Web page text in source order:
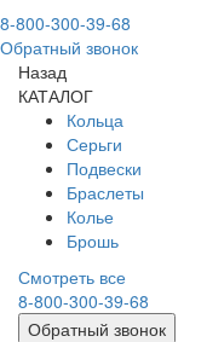
8-800-300-39-68
Обратный звонок
Назад
КАТАЛОГ
Кольца
Серьги
Подвески
Браслеты
Колье
Брошь
Смотреть все
8-800-300-39-68
Обратный звонок